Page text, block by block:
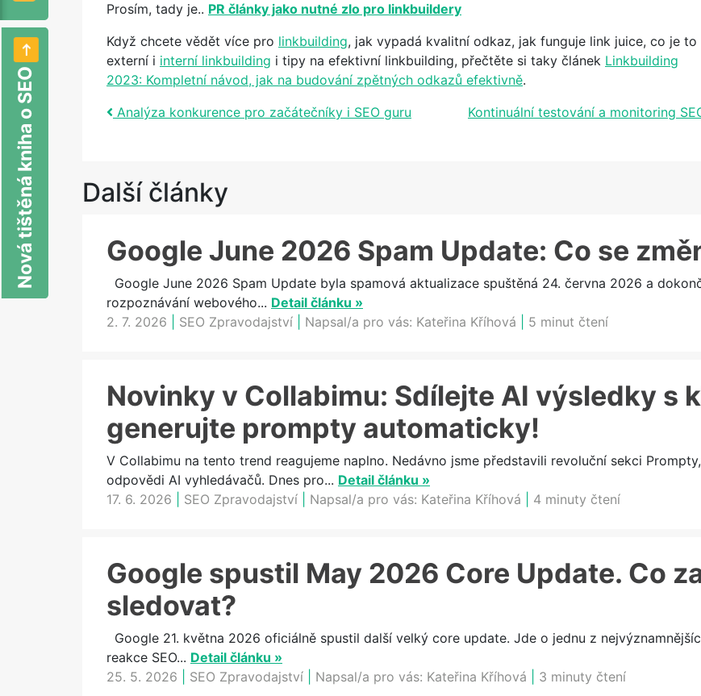
Nová tištěná kniha o SEO
Prosím, tady je.. PR články jako nutné zlo pro linkbuildery
Když chcete vědět více pro linkbuilding, jak vypadá kvalitní odkaz, jak funguje link juice, co je to
externí i interní linkbuilding i tipy na efektivní linkbuilding, přečtěte si taky článek Linkbuilding
2023: Kompletní návod, jak na budování zpětných odkazů efektivně.
Post navigation
Analýza konkurence pro začátečníky i SEO guru Kontinuální testování a monitoring
Další články
Google June 2026 Spam Update: Co se
Google June 2026 Spam Update byla spamová aktualizace spuštěná 24. června 2026 a
rozpoznávání webového... Detail článku »
2. 7. 2026
SEO Zpravodajství Napsal/a pro vás: Kateřina Kříhová 5 minut čtení
Novinky v Collabimu: Sdílejte AI výsledky s
generujte prompty automaticky!
V Collabimu na tento trend reagujeme naplno. Nedávno jsme představili revoluční sekci
odpovědi AI vyhledávačů. Dnes pro... Detail článku »
17. 6. 2026
SEO Zpravodajství Napsal/a pro vás: Kateřina Kříhová 4 minuty čtení
Google spustil May 2026 Core Update. Co
sledovat?
Google 21. května 2026 oficiálně spustil další velký core update. Jde o jednu z
reakce SEO... Detail článku »
25. 5. 2026
SEO Zpravodajství Napsal/a pro vás: Kateřina Kříhová 3 minuty čtení